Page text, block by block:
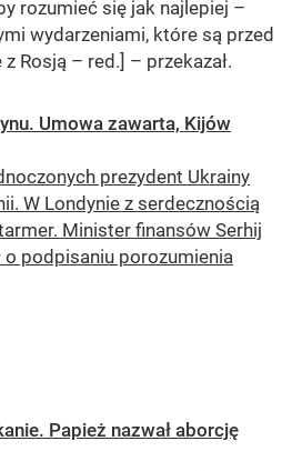
rozumieć się jak najlepiej –
wydarzeniami, które są przed
Rosją – red.] – przekazał.
Umowa zawarta, Kijów
prezydent Ukrainy
W Londynie z serdecznością
Minister finansów Serhij
podpisaniu porozumienia
Papież nazwał aborcję